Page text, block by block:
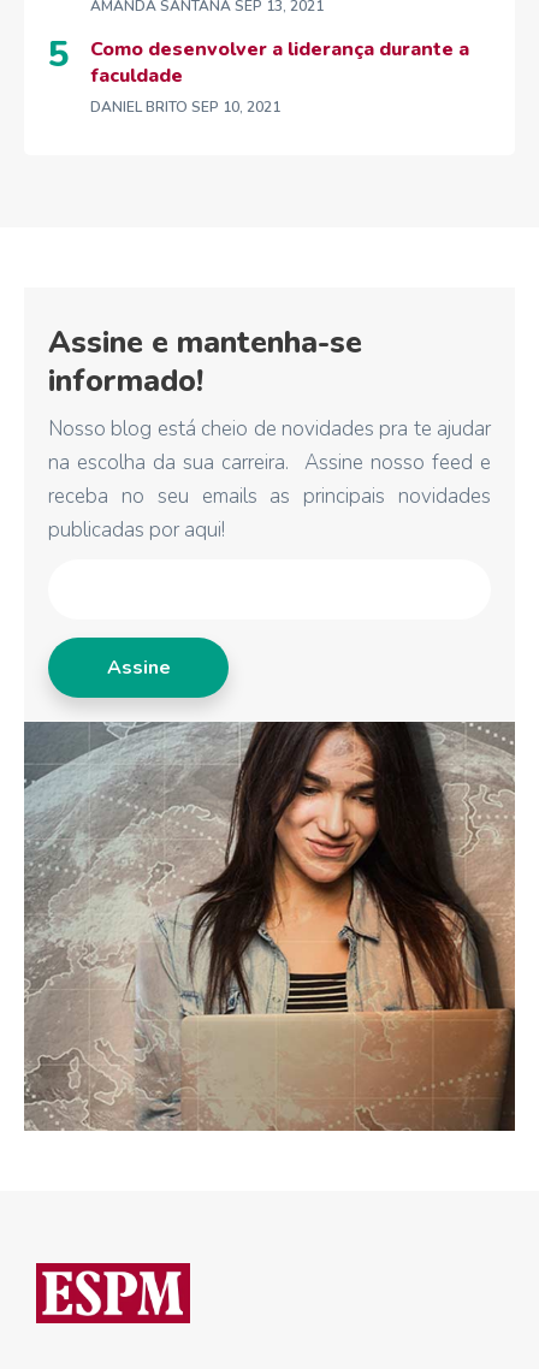
AMANDA SANTANASEP 13, 2021
Como desenvolver a liderança durante a
faculdade
DANIEL BRITO SEP 10, 2021
Assine e mantenha-se
informado!
Nosso blog está cheio de novidades pra te ajudar
na escolha da sua carreira. Assine nosso feed e
receba no seu emails as principais novidades
publicadas por aqui!